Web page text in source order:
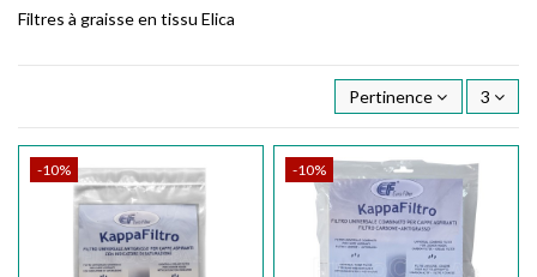
Filtres à graisse en tissu Elica
Pertinence 3
-10% -10%